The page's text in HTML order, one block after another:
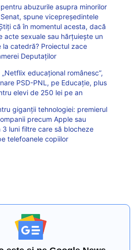
abuzurile asupra minorilor
spune vicepreședintele
că în momentul acesta, dacă
acte sexuale sau hărțuiește un
la catedră? Proiectul zace
Deputaților
educațional românesc”,
PSD-PNL, pe Educație, plus
elevi de 250 lei pe an
giganții tehnologiei: premierul
precum Apple sau
3 luni filtre care să blocheze
telefoanele copiilor